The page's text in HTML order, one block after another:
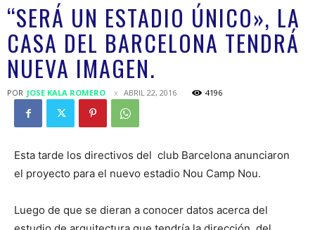
“SERÁ UN ESTADIO ÚNICO», LA
CASA DEL BARCELONA TENDRÁ
NUEVA IMAGEN.
POR JOSE KALA ROMERO ABRIL 22, 2016 4196
Esta tarde los directivos del club Barcelona anunciaron
el proyecto para el nuevo estadio Nou Camp Nou.
Luego de que se dieran a conocer datos acerca del